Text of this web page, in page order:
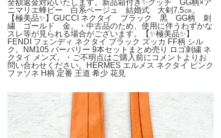
全額返金対応いたします。新品箱付き✨グッチ GG柄×ア
ニマリエ蜂ビー 白系ベージュ 結婚式 大剣7.5㎝。
【極美品✨】GUCCI ネクタイ ブラック 黒 GG柄 刺
繍 ゴールド 金。・中古品のため、使用に伴うわずかな
スレ等が見られる場合がございます。【✨極美品✨】
FENDI フェンディ ネクタイ ブラック ズッカ FF柄 シル
ク。NM105 バーバリー 9本セットまとめ売り ロゴ刺繍 ネ
クタイ メンズ。・ご不明点はご購入前にコメントよりお
問い合わせください。HERMES エルメス ネクタイ ピンク
ファソネ H柄 定番 王道 希少 花見